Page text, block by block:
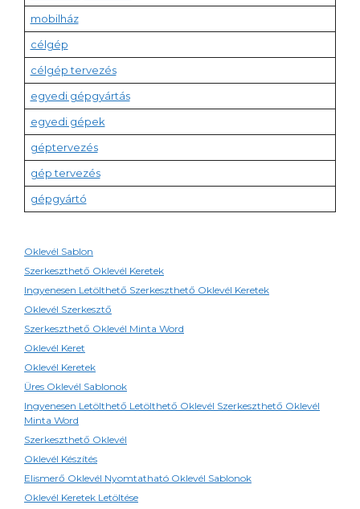
mobilház
célgép
célgép tervezés
egyedi gépgyártás
egyedi gépek
géptervezés
gép tervezés
gépgyártó
Oklevél Sablon
Szerkeszthető Oklevél Keretek
Ingyenesen Letölthető Szerkeszthető Oklevél Keretek
Oklevél Szerkesztő
Szerkeszthető Oklevél Minta Word
Oklevél Keret
Oklevél Keretek
Üres Oklevél Sablonok
Ingyenesen Letölthető Letölthető Oklevél Szerkeszthető Oklevél
Minta Word
Szerkeszthető Oklevél
Oklevél Készítés
Elismerő Oklevél Nyomtatható Oklevél Sablonok
Oklevél Keretek Letöltése